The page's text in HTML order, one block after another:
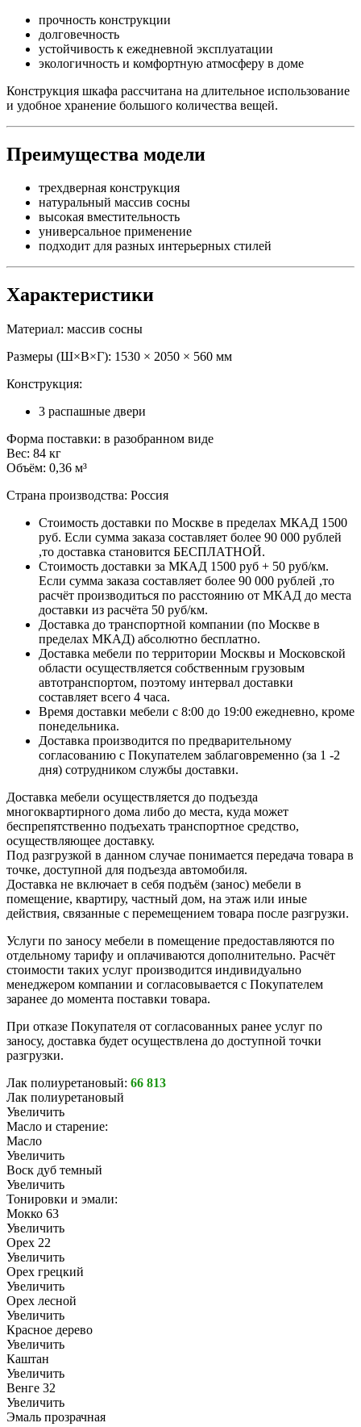
прочность конструкции
долговечность
устойчивость к ежедневной эксплуатации
экологичность и комфортную атмосферу в доме
Конструкция шкафа рассчитана на длительное использование
и удобное хранение большого количества вещей.
Преимущества модели
трехдверная конструкция
натуральный массив сосны
высокая вместительность
универсальное применение
подходит для разных интерьерных стилей
Характеристики
Материал: массив сосны
Размеры (Ш×В×Г): 1530 × 2050 × 560 мм
Конструкция:
3 распашные двери
Форма поставки: в разобранном виде
Вес: 84 кг
Объём: 0,36 м³
Страна производства: Россия
Стоимость доставки по Москве в пределах МКАД 1500
руб. Если сумма заказа составляет более 90 000 рублей
,то доставка становится БЕСПЛАТНОЙ.
Стоимость доставки за МКАД 1500 руб + 50 руб/км.
Если сумма заказа составляет более 90 000 рублей ,то
расчёт производиться по расстоянию от МКАД до места
доставки из расчёта 50 руб/км.
Доставка до транспортной компании (по Москве в
пределах МКАД) абсолютно бесплатно.
Доставка мебели по территории Москвы и Московской
области осуществляется собственным грузовым
автотранспортом, поэтому интервал доставки
составляет всего 4 часа.
Время доставки мебели с 8:00 до 19:00 ежедневно, кроме
понедельника.
Доставка производится по предварительному
согласованию с Покупателем заблаговременно (за 1 -2
дня) сотрудником службы доставки.
Доставка мебели осуществляется до подъезда
многоквартирного дома либо до места, куда может
беспрепятственно подъехать транспортное средство,
осуществляющее доставку.
Под разгрузкой в данном случае понимается передача товара в
точке, доступной для подъезда автомобиля.
Доставка не включает в себя подъём (занос) мебели в
помещение, квартиру, частный дом, на этаж или иные
действия, связанные с перемещением товара после разгрузки.
Услуги по заносу мебели в помещение предоставляются по
отдельному тарифу и оплачиваются дополнительно. Расчёт
стоимости таких услуг производится индивидуально
менеджером компании и согласовывается с Покупателем
заранее до момента поставки товара.
При отказе Покупателя от согласованных ранее услуг по
заносу, доставка будет осуществлена до доступной точки
разгрузки.
Лак полиуретановый: 66 813
Лак полиуретановый
Увеличить
Масло и старение:
Масло
Увеличить
Воск дуб темный
Увеличить
Тонировки и эмали:
Мокко 63
Увеличить
Орех 22
Увеличить
Орех грецкий
Увеличить
Орех лесной
Увеличить
Красное дерево
Увеличить
Каштан
Увеличить
Венге 32
Увеличить
Эмаль прозрачная